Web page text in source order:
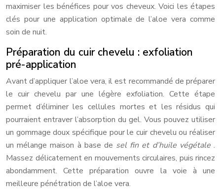
maximiser les bénéfices pour vos cheveux. Voici les étapes
clés pour une application optimale de l’aloe vera comme
soin de nuit.
Préparation du cuir chevelu : exfoliation
pré-application
Avant d’appliquer l’aloe vera, il est recommandé de préparer
le cuir chevelu par une légère exfoliation. Cette étape
permet d’éliminer les cellules mortes et les résidus qui
pourraient entraver l’absorption du gel. Vous pouvez utiliser
un gommage doux spécifique pour le cuir chevelu ou réaliser
un mélange maison à base de sel fin et d’huile végétale.
Massez délicatement en mouvements circulaires, puis rincez
abondamment. Cette préparation ouvre la voie à une
meilleure pénétration de l’aloe vera.